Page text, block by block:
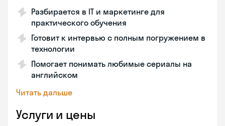
Разбирается в IT и маркетинге для
практического обучения
Готовит к интервью с полным погружением в
технологии
Помогает понимать любимые сериалы на
английском
Читать дальше
Услуги и цены